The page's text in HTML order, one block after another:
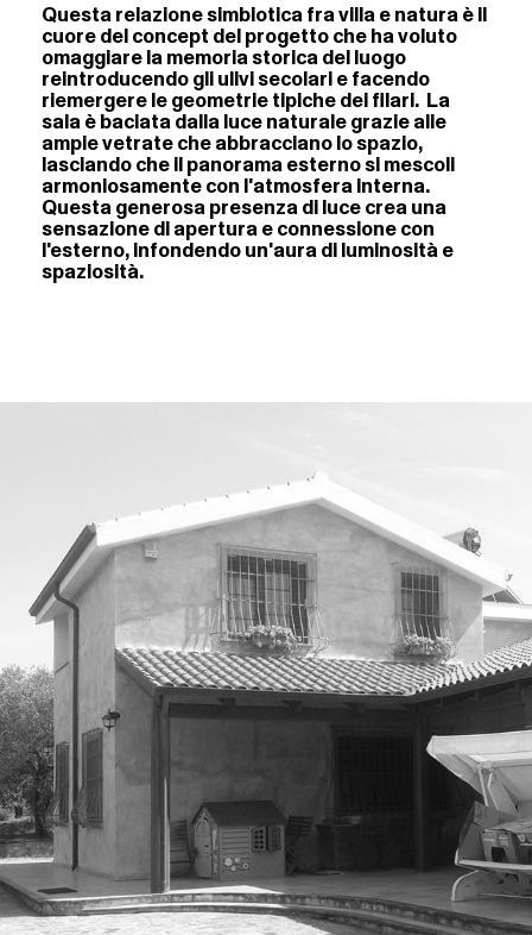
Questa relazione simbiotica fra villa e natura è il
cuore del concept del progetto che ha voluto
omaggiare la memoria storica del luogo
reintroducendo gli ulivi secolari e facendo
riemergere le geometrie tipiche dei filari. La
sala è baciata dalla luce naturale grazie alle
ampie vetrate che abbracciano lo spazio,
lasciando che il panorama esterno si mescoli
armoniosamente con l'atmosfera interna.
Questa generosa presenza di luce crea una
sensazione di apertura e connessione con
l'esterno, infondendo un'aura di luminosità e
spaziosità.